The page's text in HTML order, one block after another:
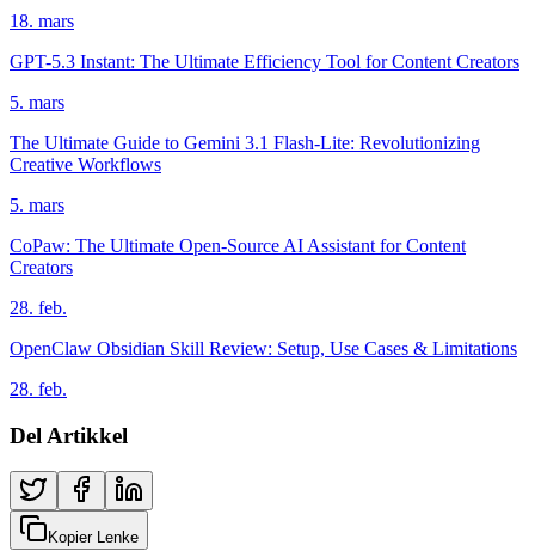
18. mars
GPT-5.3 Instant: The Ultimate Efficiency Tool for Content Creators
5. mars
The Ultimate Guide to Gemini 3.1 Flash-Lite: Revolutionizing
Creative Workflows
5. mars
CoPaw: The Ultimate Open-Source AI Assistant for Content
Creators
28. feb.
OpenClaw Obsidian Skill Review: Setup, Use Cases & Limitations
28. feb.
Del Artikkel
Kopier Lenke